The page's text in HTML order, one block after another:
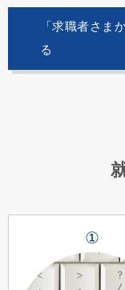
「求職者さま
る
①